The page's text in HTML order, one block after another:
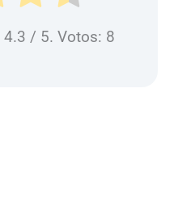
4.3 / 5. Votos: 8